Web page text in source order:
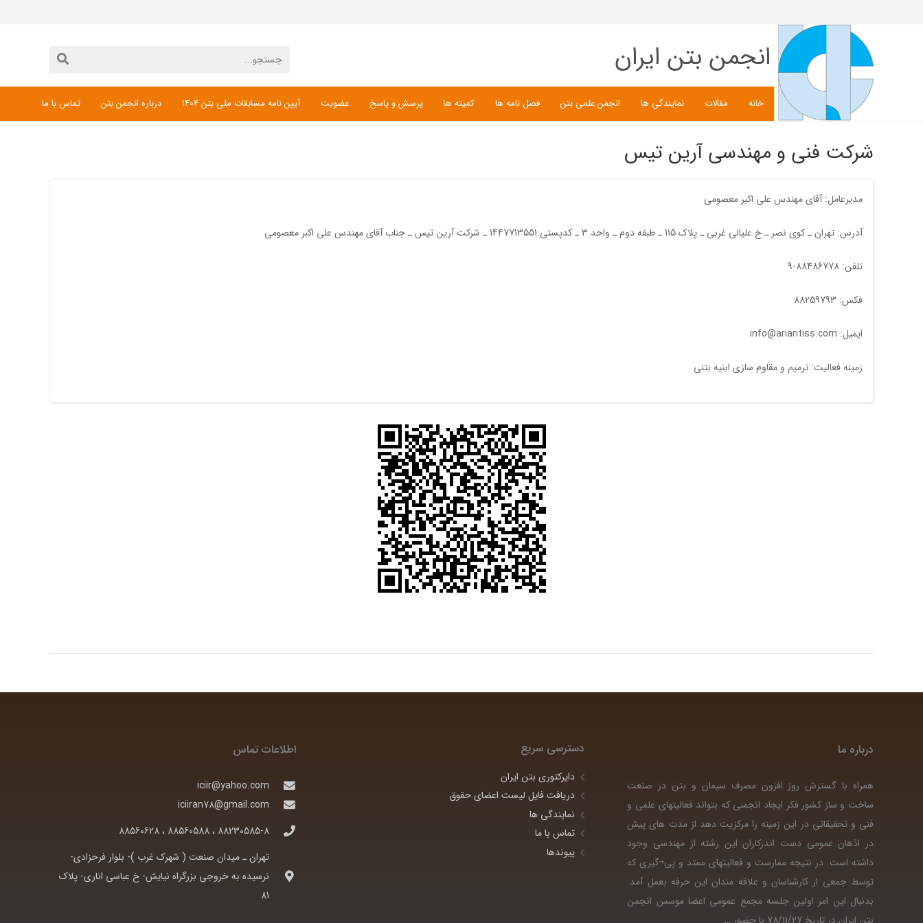
انجمن بتن ایران
خانه مقالات نمایندگی ها انجمن علمی بتن فصل نامه ها کمیته ها پرسش و پاسخ عضویت آیین نامه مسابقات ملی بتن 1404 درباره انجمن بتن تماس با ما
شرکت فنی و مهندسی آرین تیس
مدیرعامل: آقای مهندس علی اکبر معصومی
آدرس: تهران ـ کوی نصر ـ خ علیالی غربی ـ پلاک 115 ـ طبقه دوم ـ واحد 3 ـ کدپستی:1447713551 ـ شرکت آرین تیس ـ جناب آقای مهندس علی اکبر معصومی
تلفن: 88486778-9
فکس: 88259793
ایمیل: info@ariantiss.com
زمینه فعالیت: ترمیم و مقاوم سازی ابنیه بتنی
درباره ما
همراه با گسترش روز افزون مصرف سیمان و بتن در صنعت
ساخت و ساز کشور فکر ایجاد انجمنی که بتواند فعالیتهای علمی و
فنی و تحقیقاتی در این زمینه را مرکزیت دهد از مدت های پیش
در اذهان عمومی دست اندرکاران این رشته از مهندسی وجود
داشته است. در نتیجه ممارست و فعالیتهای ممتد و پی¬گیری که
توسط جمعی از کارشناسان و علاقه مندان این حرفه بعمل آمد.
بدنبال این امر اولین جلسه مجمع عمومی اعضا موسس انجمن
دسترسی سریع
دایرکتوری بتن ایران
دریافت فایل لیست اعضای حقوق
نمایندگی ها
تماس با ما
پیوندها
اطلاعات تماس
iciir@yahoo.com
iciiran78@gmail.com
88230585-8 ، 88560588 ، 88560628
تهران ـ ميدان صنعت ( شهرک غرب )- بلوار فرحزادی-
نرسيده به خروجی بزرگراه نيايش- خ عباسی اناری- پلاک
81